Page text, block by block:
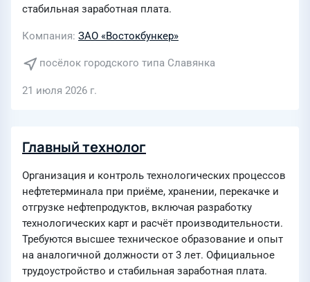
стабильная заработная плата.
Компания ЗАО «Востокбункер»
посёлок городского типа Славянка
21 июля 2026 г.
Главный технолог
Организация и контроль технологических процессов
нефтетерминала при приёме, хранении, перекачке и
отгрузке нефтепродуктов, включая разработку
технологических карт и расчёт производительности.
Требуются высшее техническое образование и опыт
на аналогичной должности от 3 лет. Официальное
трудоустройство и стабильная заработная плата.